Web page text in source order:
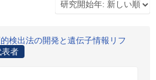
検出法の開発と遺伝子情報リフ
表者